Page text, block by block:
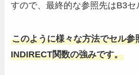
すので、最終的な参照先はB3セ
このように様々な方法でセル参
INDIRECT関数の強みです。